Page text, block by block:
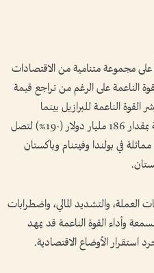
الضوء أيضاً على مجموعة متنامية من الاقتصادات
الناعمة على الرغم من تراجع قيمة
القوة الناعمة للبرازيل بينما
انخفضت قيمة علامتها التجارية الوطنية بمقدار 186 مليار دولار (-19%) لتصل
مماثلة في بولندا وفيتنام وباكستان
العملة، والتشديد المالي، واضطرابات
وأداء القوة الناعمة قد يمهد
استقرار الأوضاع الاقتصادية.